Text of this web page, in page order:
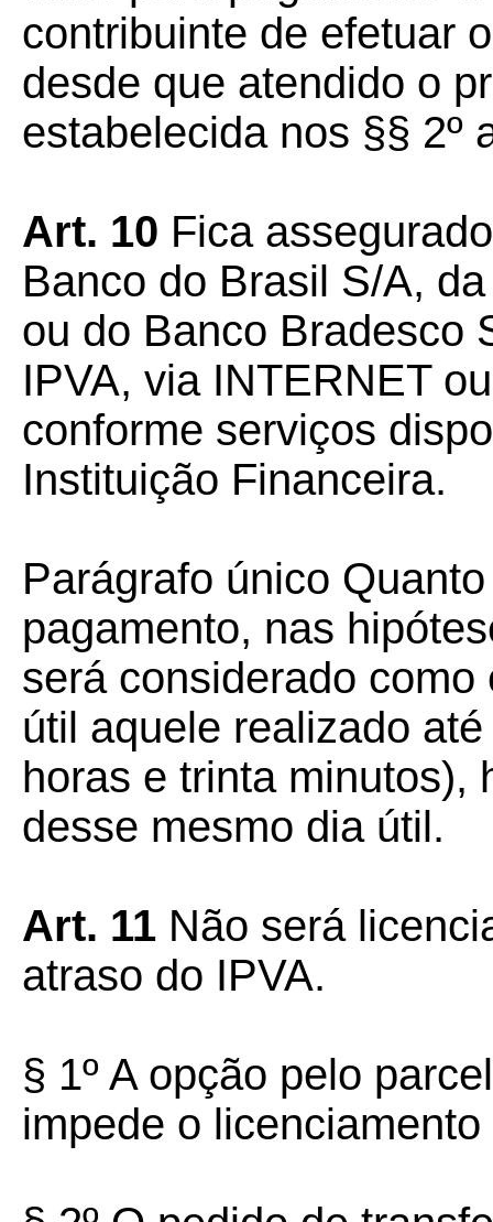
contribuinte de efetuar
desde que atendido o
estabelecida nos §§ 2º
Art. 10 Fica
Banco do Brasil S/A,
ou do Banco Bradesco
IPVA, via INTERNET
conforme serviços
Instituição Financeira.
Parágrafo único
pagamento, nas
será considerado
útil aquele realizado
horas e trinta minutos),
desse mesmo dia útil.
Art. 11 Não será
atraso do IPVA.
§ 1º A opção pelo
impede o